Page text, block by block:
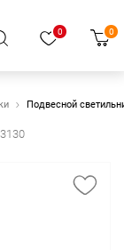
0 0
Подвесной